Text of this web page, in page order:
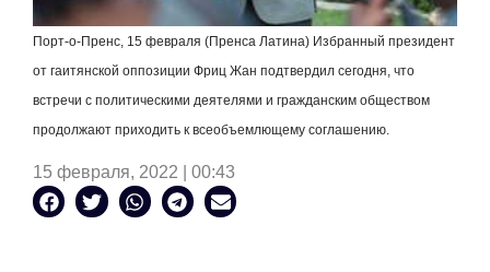
Порт-о-Пренс, 15 февраля (Пренса Латина) Избранный президент
от гаитянской оппозиции Фриц Жан подтвердил сегодня, что
встречи с политическими деятелями и гражданским обществом
продолжают приходить к всеобъемлющему соглашению.
15 февраля, 2022 | 00:43